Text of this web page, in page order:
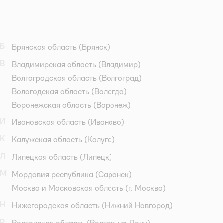
Брянская область (Брянск)
Владимирская область (Владимир)
Волгоградская область (Волгоград)
Вологодская область (Вологда)
Воронежская область (Воронеж)
Ивановская область (Иваново)
Калужская область (Калуга)
Липецкая область (Липецк)
Мордовия республика (Саранск)
Москва и Московская область (г. Москва)
Нижегородская область (Нижний Новгород)